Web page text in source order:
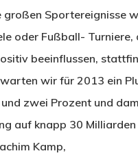
großen Sportereignisse
oder Fußball- Turniere,
beeinflussen,
wir für 2013 ein
zwei Prozent und
auf knapp 30 Milliarden
Kamp,